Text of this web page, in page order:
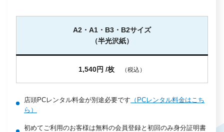
A2・A1・B3・B2サイズ
（半光沢紙）
1,540円 /枚 （税込）
店頭PCレンタル料金が別途必要です （PCレンタル料金はこち
ら）
初めてご利用のお客様は無料の会員登録と初回のみ身分証明書